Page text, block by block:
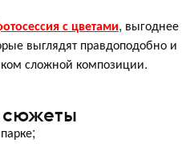
с цветами, выгоднее
выглядят правдоподобно и
сложной композиции.